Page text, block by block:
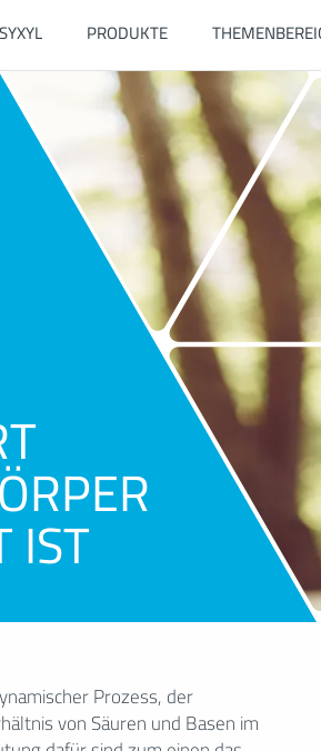
PRODUKTE
IST
Prozess, der
von Säuren und Basen im
schleichend passiert,
Zeit unbemerkt. Bleibt die